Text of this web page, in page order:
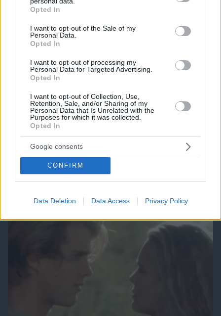
grant or deny consent to Google and its third-party tags to
use your data for below specified purposes in below Google
consent section.
Opted In
I want to opt-out of the Sale of my
Personal Data.
Opted In
I want to opt-out of processing my
Personal Data for Targeted Advertising.
Opted In
I want to opt-out of Collection, Use,
Retention, Sale, and/or Sharing of my
Personal Data that Is Unrelated with the
Purposes for which it was collected.
Opted In
Google consents
CONFIRM
Data Deletion Data Access Privacy Policy
Ποιο αυτοκίνητο βενζίνης έκανε 1.980 χλμ με έναν
ανεφοδιασμό;